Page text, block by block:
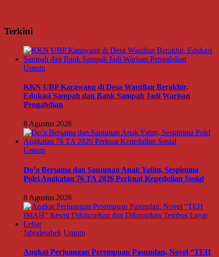
Terkini
Umum
KKN UBP Karawang di Desa Wantilan Berakhir,
Edukasi Sampah dan Bank Sampah Jadi Warisan
Pengabdian
8 Agustus 2026
Umum
Do’a Bersama dan Santunan Anak Yatim, Sespimma
Polri Angkatan 76 TA 2026 Perkuat Kepedulian Sosial
8 Agustus 2026
Jabodetabek Umum
Angkat Perjuangan Perempuan Pasundan, Novel “TEH